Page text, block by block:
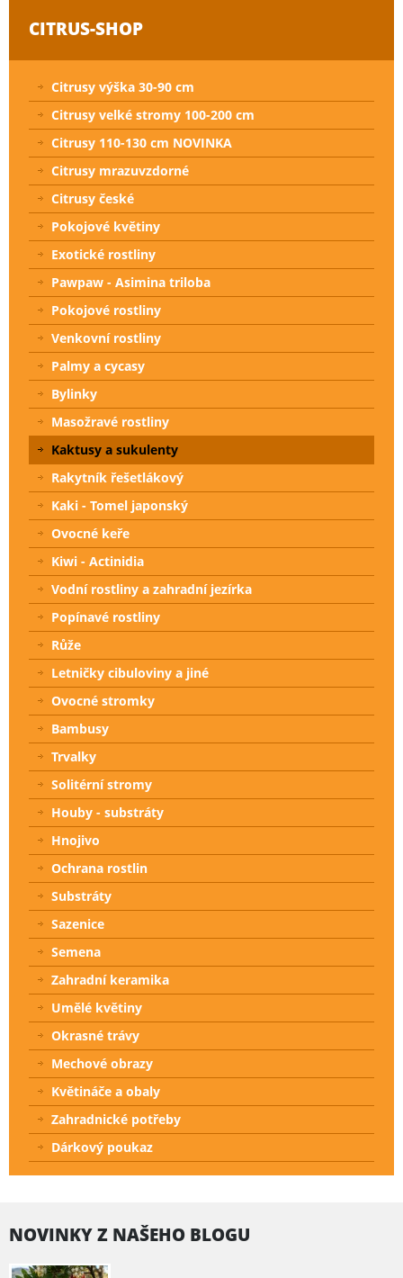
CITRUS-SHOP
Citrusy výška 30-90 cm
Citrusy velké stromy 100-200 cm
Citrusy 110-130 cm NOVINKA
Citrusy mrazuvzdorné
Citrusy české
Pokojové květiny
Exotické rostliny
Pawpaw - Asimina triloba
Pokojové rostliny
Venkovní rostliny
Palmy a cycasy
Bylinky
Masožravé rostliny
Kaktusy a sukulenty
Rakytník řešetlákový
Kaki - Tomel japonský
Ovocné keře
Kiwi - Actinidia
Vodní rostliny a zahradní jezírka
Popínavé rostliny
Růže
Letničky cibuloviny a jiné
Ovocné stromky
Bambusy
Trvalky
Solitérní stromy
Houby - substráty
Hnojivo
Ochrana rostlin
Substráty
Sazenice
Semena
Zahradní keramika
Umělé květiny
Okrasné trávy
Mechové obrazy
Květináče a obaly
Zahradnické potřeby
Dárkový poukaz
NOVINKY Z NAŠEHO BLOGU